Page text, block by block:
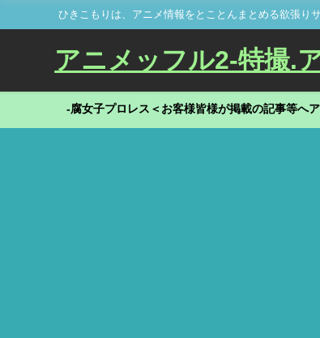
ひきこもりは、アニメ情報をとことんまとめる欲張り
アニメッフル2-特撮.
-腐女子プロレス＜お客様皆様が掲載の記事等へ